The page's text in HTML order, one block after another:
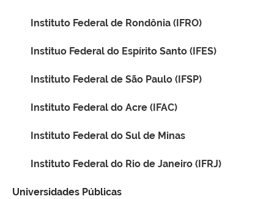
Instituto Federal de Rondônia (IFRO)
Instituo Federal do Espírito Santo (IFES)
Instituto Federal de São Paulo (IFSP)
Instituto Federal do Acre (IFAC)
Instituto Federal do Sul de Minas
Instituto Federal do Rio de Janeiro (IFRJ)
Universidades Públicas